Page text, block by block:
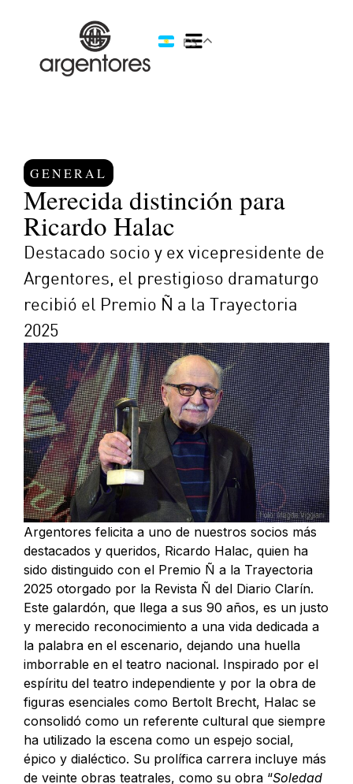
ES
GENERAL
Merecida distinción para
Ricardo Halac
Destacado socio y ex vicepresidente de
Argentores, el prestigioso dramaturgo
recibió el Premio Ñ a la Trayectoria
2025
Argentores felicita a uno de nuestros socios más
destacados y queridos, Ricardo Halac, quien ha
sido distinguido con el Premio Ñ a la Trayectoria
2025 otorgado por la Revista Ñ del Diario Clarín.
Este galardón, que llega a sus 90 años, es un justo
y merecido reconocimiento a una vida dedicada a
la palabra en el escenario, dejando una huella
imborrable en el teatro nacional. Inspirado por el
espíritu del teatro independiente y por la obra de
figuras esenciales como Bertolt Brecht, Halac se
consolidó como un referente cultural que siempre
ha utilizado la escena como un espejo social,
épico y dialéctico. Su prolífica carrera incluye más
de veinte obras teatrales, como su obra “Soledad